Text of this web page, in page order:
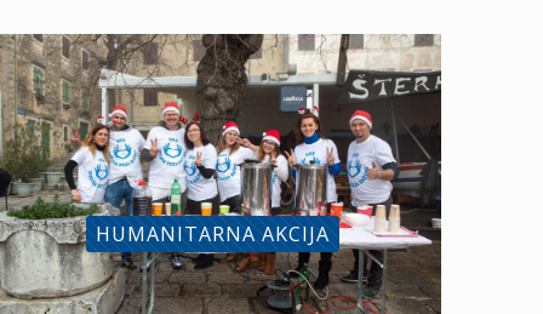
HUMANITARNA AKCIJA